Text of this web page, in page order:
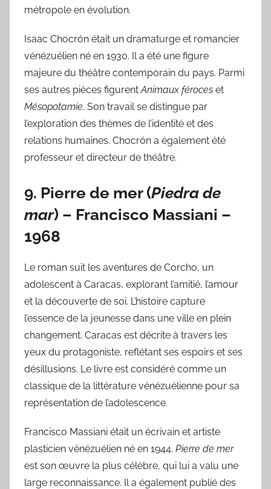
métropole en évolution.
Isaac Chocrón était un dramaturge et romancier
vénézuélien né en 1930. Il a été une figure
majeure du théâtre contemporain du pays. Parmi
ses autres pièces figurentAnimaux féroces et
Mésopotamie. Son travail se distingue par
l’exploration des thèmes de l’identité et des
relations humaines. Chocrón a également été
professeur et directeur de théâtre.
9. Pierre de mer(Piedra de
mar) – Francisco Massiani –
1968
Le roman suit les aventures de Corcho, un
adolescent à Caracas, explorant l’amitié, l’amour
et la découverte de soi. L’histoire capture
l’essence de la jeunesse dans une ville en plein
changement. Caracas est décrite à travers les
yeux du protagoniste, reflétant ses espoirs et ses
désillusions. Le livre est considéré comme un
classique de la littérature vénézuélienne pour sa
représentation de l’adolescence.
Francisco Massiani était un écrivain et artiste
plasticien vénézuélien né en 1944. Pierre de mer
est son œuvre la plus célèbre, qui lui a valu une
large reconnaissance. Il a également publié des